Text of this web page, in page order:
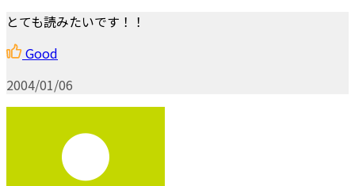
とても読みたいです！！
Good
2004/01/06